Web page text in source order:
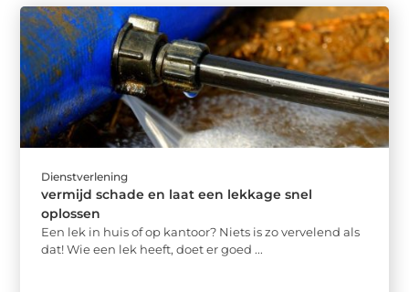
Dienstverlening
vermijd schade en laat een lekkage snel
oplossen
Een lek in huis of op kantoor? Niets is zo vervelend als
dat! Wie een lek heeft, doet er goed ...